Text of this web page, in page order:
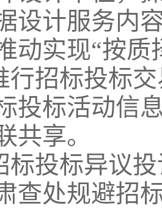
设计服务内
动实现“按质
行招标投标
投标活动信
共享。
标投标异议
查处规避招